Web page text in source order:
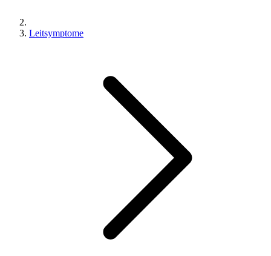
Leitsymptome